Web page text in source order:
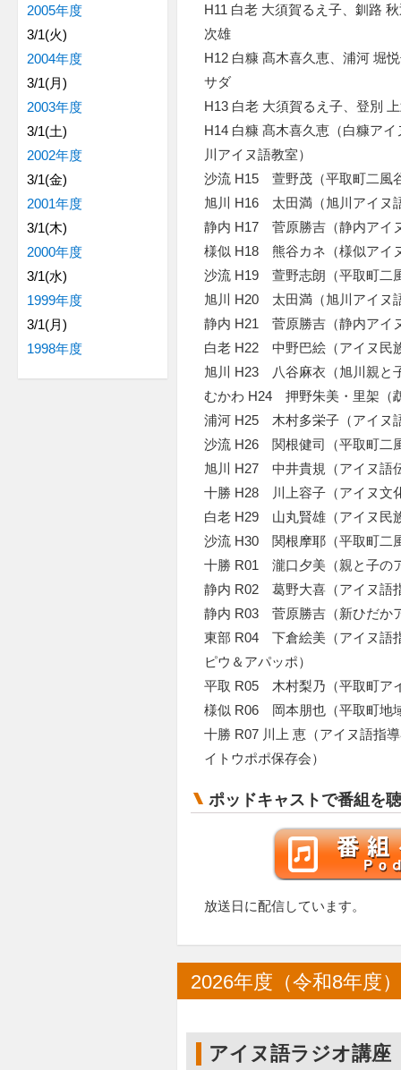
H11 白老 大須賀るえ子、釧路
次雄
H12 白糠 髙木喜久恵、浦河 堀
サダ
H13 白老 大須賀るえ子、登
H14 白糠 髙木喜久恵（白糠ア
川アイヌ語教室）
沙流 H15 萱野茂（平取町二風
旭川 H16 太田満（旭川アイヌ
静内 H17 菅原勝吉（静内アイ
様似 H18 熊谷カネ（様似アイ
沙流 H19 萱野志朗（平取町二
旭川 H20 太田満（旭川アイヌ
静内 H21 菅原勝吉（静内アイ
白老 H22 中野巴絵（アイヌ民
旭川 H23 八谷麻衣（旭川親と
むかわ H24 押野朱美・里架（
浦河 H25 木村多栄子（アイヌ
沙流 H26 関根健司（平取町二
旭川 H27 中井貴規（アイヌ語
十勝 H28 川上容子（アイヌ文
白老 H29 山丸賢雄（アイヌ民
沙流 H30 関根摩耶（平取町二
十勝 R01 瀧口夕美（親と子の
静内 R02 葛野大喜（アイヌ語
静内 R03 菅原勝吉（新ひだか
東部 R04 下倉絵美（アイヌ語
ピウ＆アパッポ）
平取 R05 木村梨乃（平取町ア
様似 R06 岡本朋也（平取町地
十勝 R07 川上 恵（アイヌ語指
イトウポポ保存会）
ポッドキャストで番組を
放送日に配信しています。
2026年度（令和8年度
アイヌ語ラジオ講
2005年度
3/1(火)
2004年度
3/1(月)
2003年度
3/1(土)
2002年度
3/1(金)
2001年度
3/1(木)
2000年度
3/1(水)
1999年度
3/1(月)
1998年度